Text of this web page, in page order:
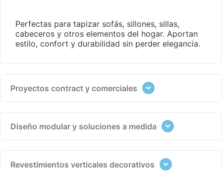
Perfectas para tapizar sofás, sillones, sillas,
cabeceros y otros elementos del hogar. Aportan
estilo, confort y durabilidad sin perder elegancia.
Proyectos contract y comerciales
Diseño modular y soluciones a medida
Revestimientos verticales decorativos